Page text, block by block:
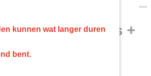
- 400ml - 50 sets +
kunnen wat langer duren
bent.